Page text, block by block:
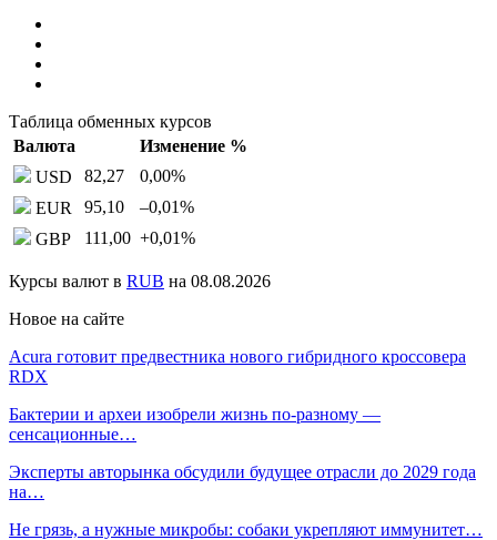
Таблица обменных курсов
Валюта
Изменение %
USD
82,27 0,00%
EUR
95,10 –0,01%
GBP
111,00 +0,01%
Курсы валют в RUB на 08.08.2026
Новое на сайте
Acura готовит предвестника нового гибридного кроссовера
RDX
Бактерии и археи изобрели жизнь по-разному —
сенсационные…
Эксперты авторынка обсудили будущее отрасли до 2029 года
на…
Не грязь, а нужные микробы: собаки укрепляют иммунитет…